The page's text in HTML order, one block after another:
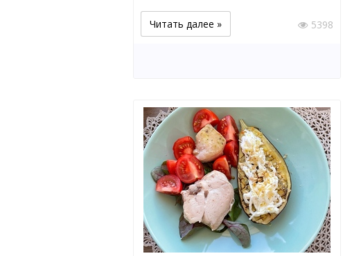
Читать далее » 5398